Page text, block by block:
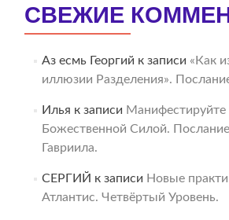
СВЕЖИЕ
Аз есмь Георгий к записи «Как
иллюзии Разделения».
Илья к записи Манифестируйте
Божественной Силой.
Гавриила.
СЕРГИЙ к записи Новые
Атлантис. Четвёртый Уровень.